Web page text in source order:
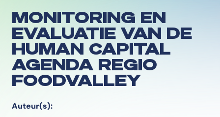
MONITORING EN
EVALUATIE VAN DE
HUMAN CAPITAL
AGENDA REGIO
FOODVALLEY
Auteur(s):